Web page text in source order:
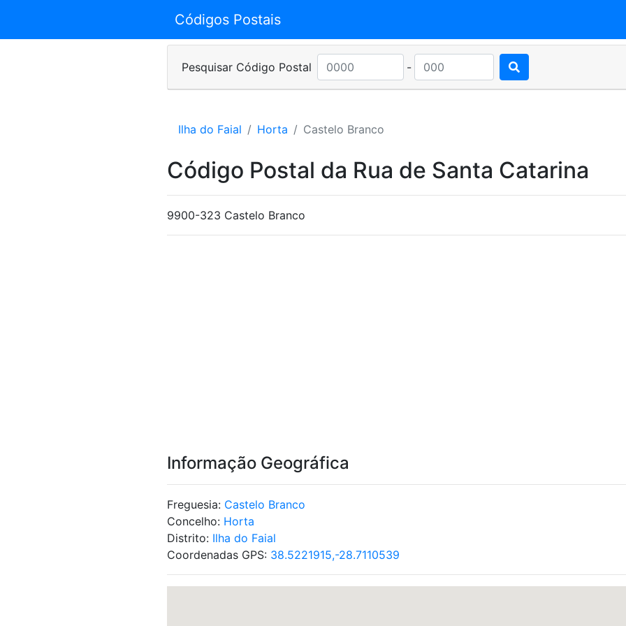
Códigos Postais
Pesquisar Código Postal -
Ilha do Faial Horta Castelo Branco
Código Postal da Rua de Santa Catarina
9900-323 Castelo Branco
Informação Geográfica
Freguesia: Castelo Branco
Concelho: Horta
Distrito: Ilha do Faial
Coordenadas GPS: 38.5221915,-28.7110539